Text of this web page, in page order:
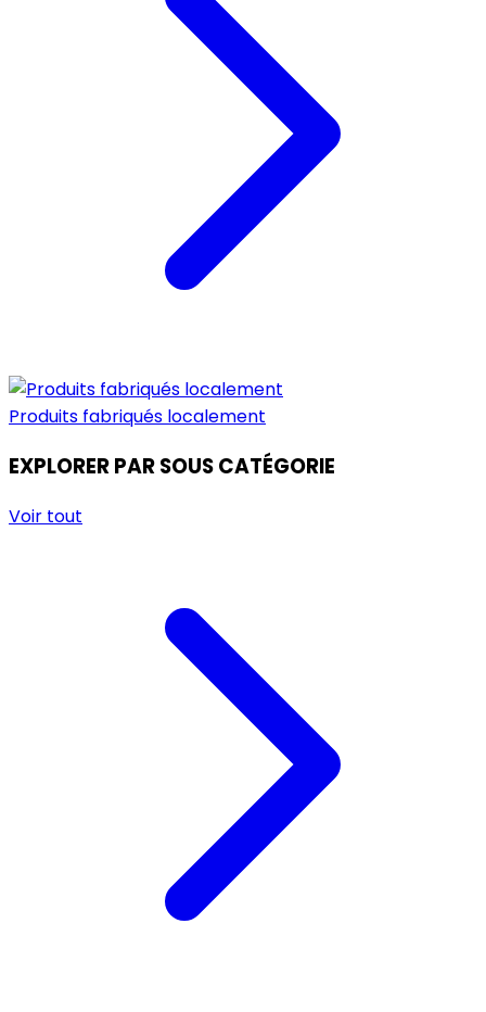
Produits fabriqués localement
EXPLORER PAR SOUS CATÉGORIE
Voir tout